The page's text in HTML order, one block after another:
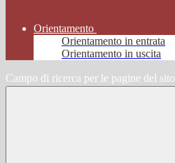
Orientamento
Orientamento in entrata
Orientamento in uscita
Campo di ricerca per le pagine del sito